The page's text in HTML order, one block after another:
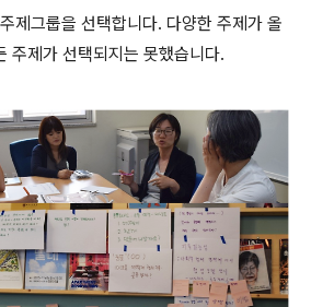
주제그룹을 선택합니다. 다양한 주제가 올
주제가 선택되지는 못했습니다.